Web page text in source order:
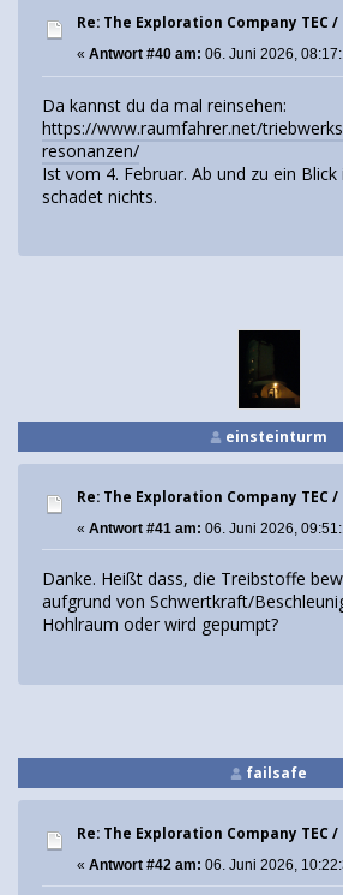
Re: The Exploration Company TEC /
« Antwort #40 am: 06. Juni 2026,
Da kannst du da mal reinsehen:
https://www.raumfahrer.net/
resonanzen/
Ist vom 4. Februar. Ab und zu ein
schadet nichts.
einsteinturm
Re: The Exploration Company TEC /
« Antwort #41 am: 06. Juni 2026,
Danke. Heißt dass, die Treibstoffe
aufgrund von Schwertkraft/
Hohlraum oder wird gepumpt?
failsafe
Re: The Exploration Company TEC
« Antwort #42 am: 06. Juni 2026,